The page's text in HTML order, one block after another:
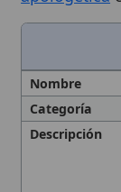
Nombre
Fecha de
Nacimiento